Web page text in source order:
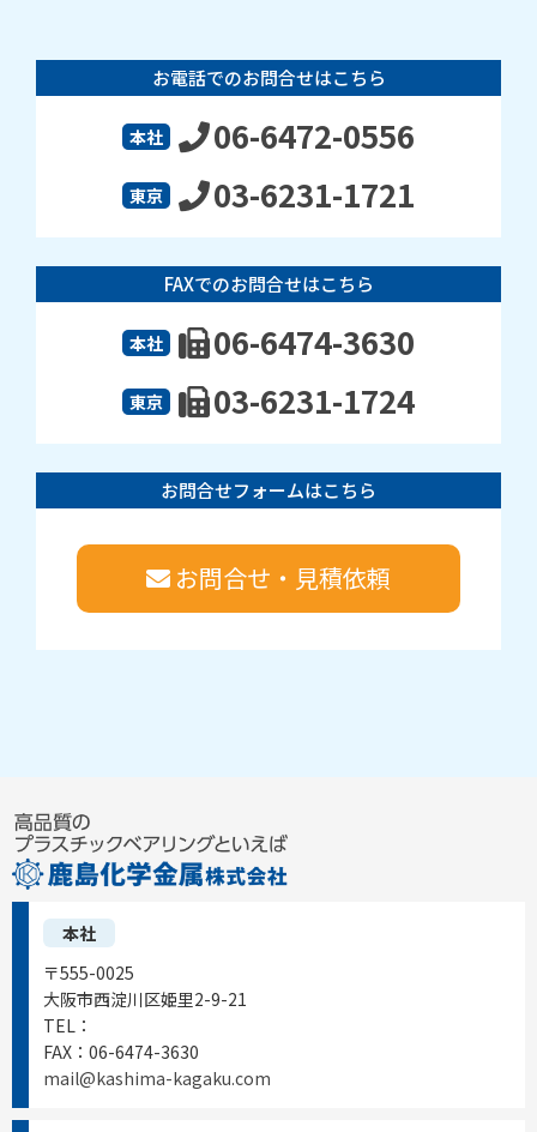
お電話でのお問合せはこちら
本社 06-6472-0556
東京 03-6231-1721
FAXでのお問合せはこちら
本社 06-6474-3630
東京 03-6231-1724
お問合せフォームはこちら
お問合せ・見積依頼
本社
〒555-0025
大阪市西淀川区姫里2-9-21
TEL：
FAX： 06-6474-3630
mail@kashima-kagaku.com